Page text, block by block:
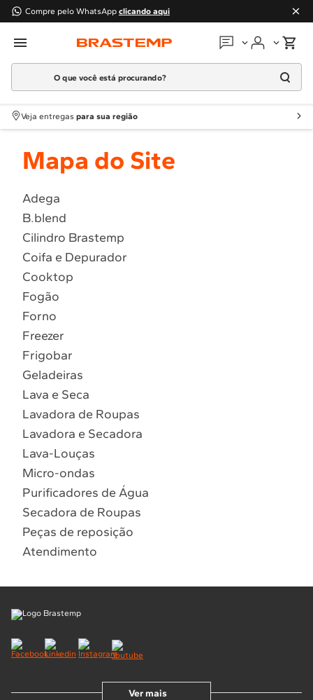
Compre pelo WhatsApp clicando aqui
Em que podemos
Atendimento Brastemp
Localizar assistência técnica
O que você está procurando?
Termos mais buscados
1º Geladeira
2
Fogao
4 º Lava Louça
5 º Cooktop
6º Microondas Brastemp
7º Forno
8º Embutir
9º Lava Seca
Veja entregas para sua região
Mapa do Site
Adega
B.blend
Cilindro Brastemp
Coifa e Depurador
Cooktop
Fogão
Forno
Freezer
Frigobar
Geladeiras
Lava e Seca
Lavadora de Roupas
Lavadora e Secadora
Lava-Louças
Micro-ondas
Purificadores de Água
Secadora de Roupas
Peças de reposição
Atendimento
Ver mais